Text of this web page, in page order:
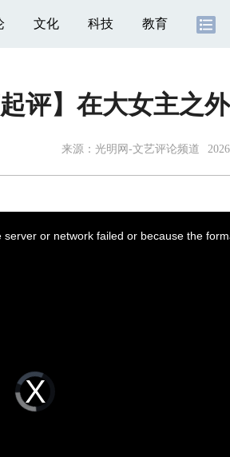
文化 科技 教育
评】在大女主之
来源： 光明网-文艺评论频道
Video
Player
is
loading.
or network failed or because the